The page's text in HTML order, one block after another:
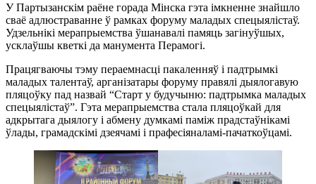
У Партызанскім раёне горада Мінска гэта імкненне знайшло
сваё адлюстраванне ў рамках форуму маладых спецыялістаў.
Удзельнікі мерапрыемства ўшанавалі памяць загінуўшых,
усклаўшы кветкі да манумента Перамогі.
Працягваючы тэму пераемнасці пакаленняў і падтрымкі
маладых талентаў, арганізатары форуму правялі дыялогавую
пляцоўку пад назвай “Старт у будучыню: падтрымка маладых
спецыялістаў”. Гэта мерапрыемства стала пляцоўкай для
адкрытага дыялогу і абмену думкамі паміж прадстаўнікамі
ўлады, грамадскімі дзеячамі і прафесіяналамі-пачаткоўцамі.